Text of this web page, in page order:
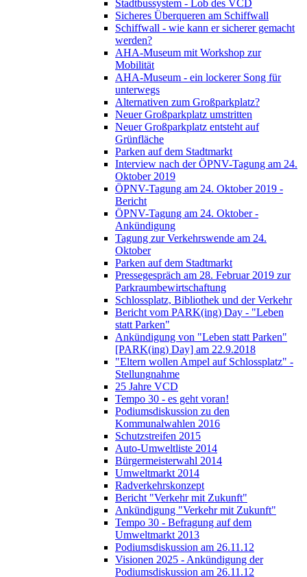
Stadtbussystem - Lob des VCD
Sicheres Überqueren am Schiffwall
Schiffwall - wie kann er sicherer gemacht
werden?
AHA-Museum mit Workshop zur
Mobilität
AHA-Museum - ein lockerer Song für
unterwegs
Alternativen zum Großparkplatz?
Neuer Großparkplatz umstritten
Neuer Großparkplatz entsteht auf
Grünfläche
Parken auf dem Stadtmarkt
Interview nach der ÖPNV-Tagung am 24.
Oktober 2019
ÖPNV-Tagung am 24. Oktober 2019 -
Bericht
ÖPNV-Tagung am 24. Oktober -
Ankündigung
Tagung zur Verkehrswende am 24.
Oktober
Parken auf dem Stadtmarkt
Pressegespräch am 28. Februar 2019 zur
Parkraumbewirtschaftung
Schlossplatz, Bibliothek und der Verkehr
Bericht vom PARK(ing) Day - "Leben
statt Parken"
Ankündigung von "Leben statt Parken"
[PARK(ing) Day] am 22.9.2018
"Eltern wollen Ampel auf Schlossplatz" -
Stellungnahme
25 Jahre VCD
Tempo 30 - es geht voran!
Podiumsdiskussion zu den
Kommunalwahlen 2016
Schutzstreifen 2015
Auto-Umweltliste 2014
Bürgermeisterwahl 2014
Umweltmarkt 2014
Radverkehrskonzept
Bericht "Verkehr mit Zukunft"
Ankündigung "Verkehr mit Zukunft"
Tempo 30 - Befragung auf dem
Umweltmarkt 2013
Podiumsdiskussion am 26.11.12
Visionen 2025 - Ankündigung der
Podiumsdiskussion am 26.11.12